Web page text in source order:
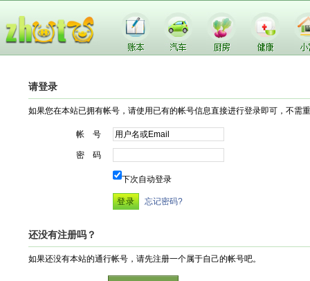
请登录
如果您在本站已拥有帐号，请使用已有的帐号信息直接进行登录即可，不需
帐 号
密 码
下次自动登录
忘记密码?
还没有注册吗？
如果还没有本站的通行帐号，请先注册一个属于自己的帐号吧。